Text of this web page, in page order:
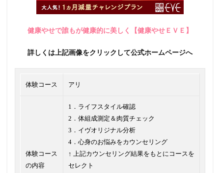
健康やせで誰もが健康的に美しく【健康やせＥＶＥ】
詳しくは上記画像をクリックして公式ホームページへ
体験コース アリ
体験コース
の内容
1．ライフスタイル確認
2．体組成測定＆肉質チェック
3．イヴオリジナル分析
4．心身のお悩みをカウンセリング
↑ 上記カウンセリング結果をもとにコースを
セレクト